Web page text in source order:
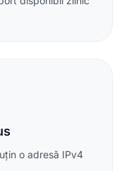
o adresă IPv4